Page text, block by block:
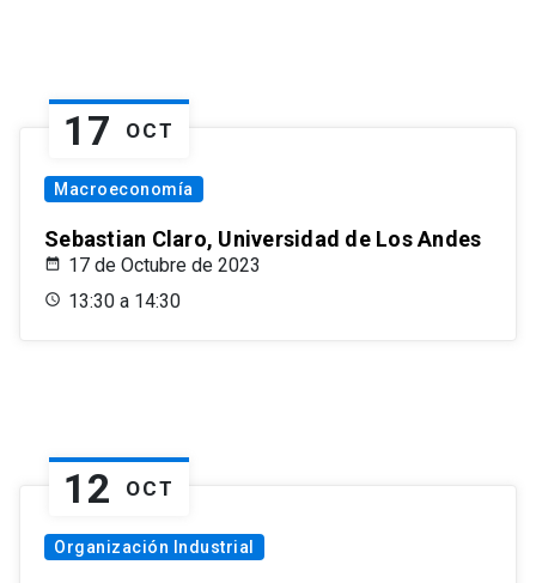
17 OCT
Macroeconomía
Sebastian Claro, Universidad de Los Andes
17 de Octubre de 2023
13:30 a 14:30
12 OCT
Organización Industrial